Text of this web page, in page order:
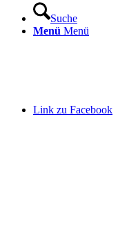
Link zu Facebook
Suche
Menü Menü